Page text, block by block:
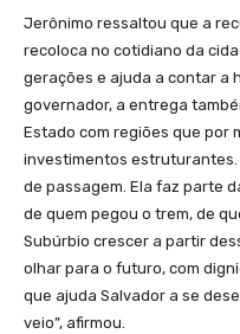
Jerônimo ressaltou que a
recoloca no cotidiano da
gerações e ajuda a contar a
governador, a entrega
Estado com regiões que por
investimentos estruturantes.
de passagem. Ela faz parte
de quem pegou o trem, de
Subúrbio crescer a partir
olhar para o futuro, com
que ajuda Salvador a se
veio”, afirmou.